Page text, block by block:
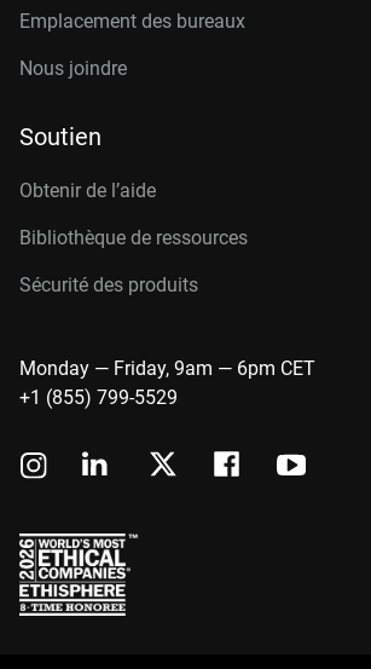
Emplacement des bureaux
Nous joindre
Soutien
Obtenir de l’aide
Bibliothèque de ressources
Sécurité des produits
Monday — Friday, 9am — 6pm CET
+1 (855) 799-5529